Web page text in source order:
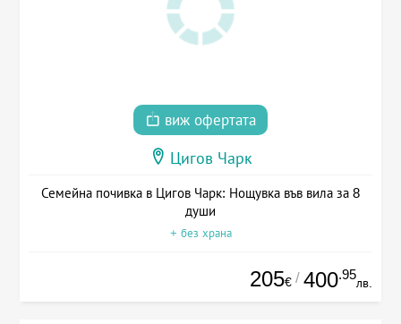
виж офертата
Цигов Чарк
Семейна почивка в Цигов Чарк: Нощувка във вила за 8
души
+ без храна
205€ / 400.95
лв.